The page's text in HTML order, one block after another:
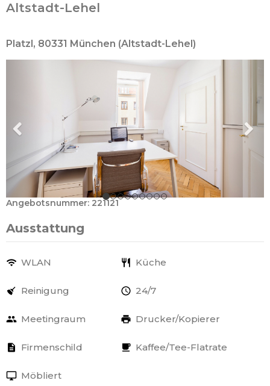
Altstadt-Lehel
Platzl, 80331 München (Altstadt-Lehel)
Angebotsnummer: 221121
Ausstattung
WLAN Küche
Reinigung 24/7
Meetingraum Drucker/Kopierer
Firmenschild Kaffee/Tee-Flatrate
Möbliert